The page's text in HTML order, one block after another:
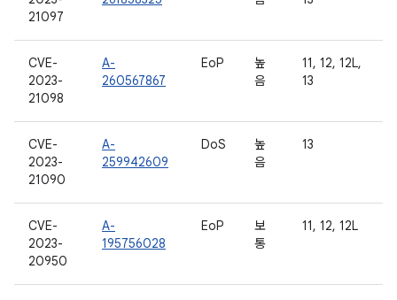
21097
CVE-
2023-
21098
A-
260567867
EoP
높
음
11, 12, 12L,
13
CVE-
2023-
21090
A-
259942609
DoS
높
음
13
CVE-
2023-
20950
A-
195756028
EoP
보
통
11, 12, 12L